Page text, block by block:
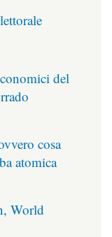
del
cosa
atomica
World